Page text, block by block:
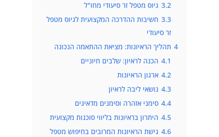
3.2 גיוס מטפל זר סיעודי מחו"ל
3.3 חשיבות ההדרכה המקצועית לגיוס מטפל
זר סיעודי
4 תהליך הראיונות: מציאת ההתאמה הנכונה
4.1 הכנה לראיון: שלבים חיוניים
4.2 ארגון הראיונות
4.3 נושאי ליבה לראיון
4.4 סימני אזהרה וסימנים מדאיגים
4.5 היתרון בראיונות בליווי סוכנות מקצועית
4.6 גישת הראיונות המרובים בחיפוש מטפל